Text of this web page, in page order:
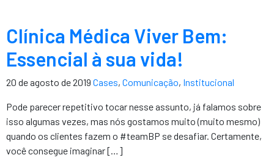
Clínica Médica Viver Bem:
Essencial à sua vida!
20 de agosto de 2019 Cases, Comunicação, Institucional
Pode parecer repetitivo tocar nesse assunto, já falamos sobre
isso algumas vezes, mas nós gostamos muito (muito mesmo)
quando os clientes fazem o #teamBP se desafiar. Certamente,
você consegue imaginar […]